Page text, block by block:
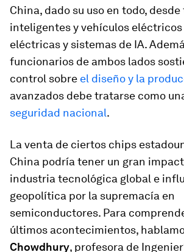
China, dado su uso en todo,
inteligentes y vehículos
eléctricas y sistemas de IA.
funcionarios de ambos lados
control sobre el diseño y la
avanzados debe tratarse como
seguridad nacional.
La venta de ciertos chips
China podría tener un gran
industria tecnológica global e
geopolítica por la supremacía en
semiconductores. Para
últimos acontecimientos,
Chowdhury, profesora de